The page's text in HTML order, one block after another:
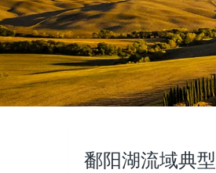
鄱阳湖流域典